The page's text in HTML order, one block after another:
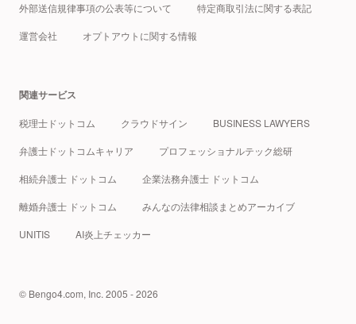
外部送信規律事項の公表等について 特定商取引法に関する表記
運営会社 オプトアウトに関する情報
関連サービス
税理士ドットコム クラウドサイン BUSINESS LAWYERS
弁護士ドットコムキャリア プロフェッショナルテック総研
相続弁護士 ドットコム 企業法務弁護士 ドットコム
離婚弁護士 ドットコム みんなの法律相談まとめアーカイブ
UNITIS AI炎上チェッカー
© Bengo4.com, Inc. 2005 - 2026